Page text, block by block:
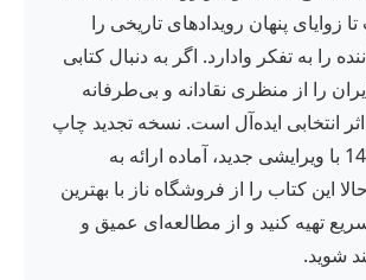
زوایای پنهان رویدادهای تاریخی را
را به تفکر وادارد. اگر به دنبال کتابی
را از منظری نقادانه و بی‌طرفانه
انتخابی ایده‌آل است. نسخه تجدید چاپ
شده در سال 1404 با ویرایشی جدید، آماده ارائه به
این کتاب را از فروشگاه ناز با بهترین
تهیه کنید و از مطالعه‌ای عمیق و
شوید.